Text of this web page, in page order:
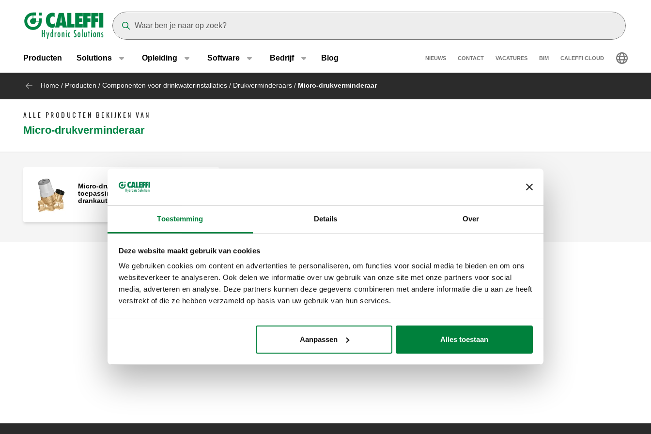
Toestemming Details Over
Deze website maakt gebruik van cookies
We gebruiken cookies om content en advertenties te personaliseren, om functies voor social media te bieden en om ons
websiteverkeer te analyseren. Ook delen we informatie over uw gebruik van onze site met onze partners voor social
media, adverteren en analyse. Deze partners kunnen deze gegevens combineren met andere informatie die u aan ze heeft
verstrekt of die ze hebben verzameld op basis van uw gebruik van hun services.
Aanpassen Alles toestaan
Header main navigation
Producten Solutions Opleiding Software Bedrijf Blog Header secondary navigation
NIEUWS CONTACT VACATURES BIM CALEFFI CLOUD
Home / Producten / Componenten voor drinkwaterinstallaties / Drukverminderaars / Micro-drukverminderaar
ALLE PRODUCTEN BEKIJKEN VAN
Micro-drukverminderaar
Micro-drukverminderaar voor speciale
toepassingen: waterdispensers,
drankautomaten en koffieapparaten.